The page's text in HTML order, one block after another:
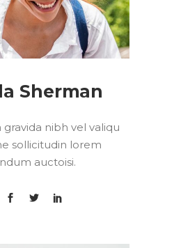
Sherman
nibh vel valiqu
sollicitudin lorem
auctoisi.